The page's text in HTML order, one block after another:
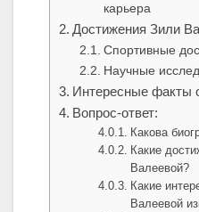
карьера
Достижения Зили
Спортивные
Научные
Интересные факты
Вопрос-ответ:
Какова
Какие
Валеевой?
Какие
Валеевой